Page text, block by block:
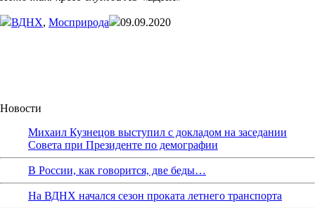
ВДНХ, Мосприрода 09.09.2020
Новости
Михаил Кузнецов выступил с докладом на заседании
Совета при Президенте по демографии
В России, как говорится, две беды…
На ВДНХ начался сезон проката летнего транспорта